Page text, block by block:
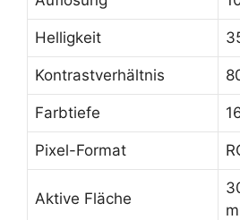
Helligkeit
Kontrastverhältnis
Farbtiefe
Pixel-Format
Aktive Fläche